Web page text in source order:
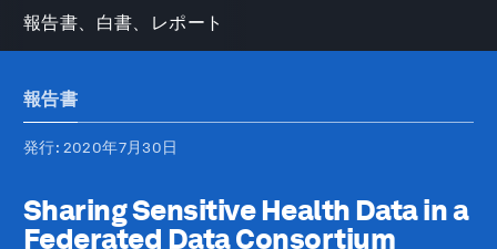
報告書、白書、レポート
報告書
発行: 2020年7月30日
Sharing Sensitive Health Data in a
Federated Data Consortium